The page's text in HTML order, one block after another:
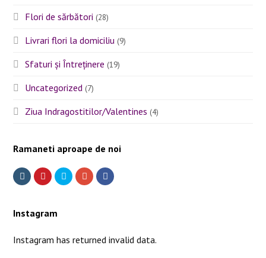
Flori de sărbători (28)
Livrari flori la domiciliu (9)
Sfaturi și Întreținere (19)
Uncategorized (7)
Ziua Indragostitilor/Valentines (4)
Ramaneti aproape de noi
s
n
G
Instagram
Instagram has returned invalid data.